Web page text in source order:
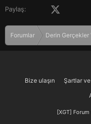
Paylaş: Facebook
Forumlar Derin Gerçekler
Bize ulaşın
Şartlar
[XGT]